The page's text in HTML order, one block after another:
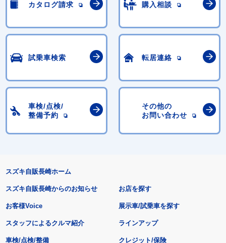
カタログ請求 購入相談
試乗車検索 転居連絡
車検/点検/
整備予約
その他の
お問い合わせ
スズキ自販長崎ホーム
スズキ自販長崎からのお知らせ
お客様Voice
スタッフによるクルマ紹介
お店を探す
展示車/試乗車を探す
ラインアップ
車検/点検/整備 クレジット/保険